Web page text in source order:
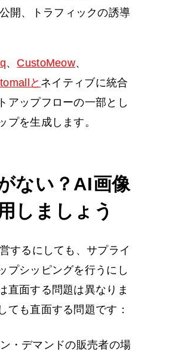
開、トラフィックの誘導
、 CustoMeow、
と ネイティブに統合
アップフローの一部とし
プを生成します。
ない？AI画像
しましょう
するにしても、サプライ
プシッピングを行うにし
直面する問題は異なりま
ても直面する問題です：
・デマンドの販売者の場